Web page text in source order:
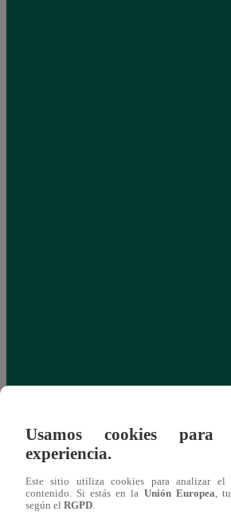
Usamos cookies
experiencia.
Este sitio utiliza cookies para analizar el
contenido. Si estás en la Unión Europea,
según el RGPD.